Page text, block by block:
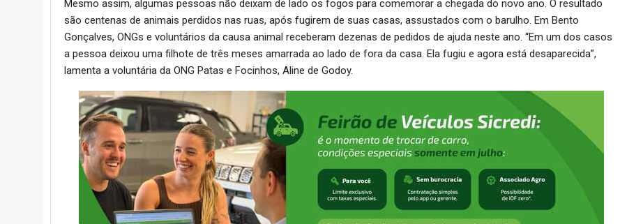
Mesmo assim, algumas pessoas não deixam de lado os fogos para comemorar a chegada do novo ano. O resultado
são centenas de animais perdidos nas ruas, após fugirem de suas casas, assustados com o barulho. Em Bento
Gonçalves, ONGs e voluntários da causa animal receberam dezenas de pedidos de ajuda neste ano. “Em um dos casos
a pessoa deixou uma filhote de três meses amarrada ao lado de fora da casa. Ela fugiu e agora está desaparecida”,
lamenta a voluntária da ONG Patas e Focinhos, Aline de Godoy.